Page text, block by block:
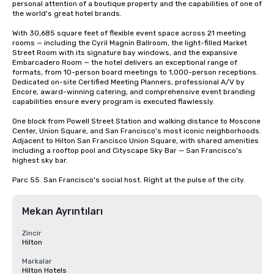
personal attention of a boutique property and the capabilities of one of
the world's great hotel brands.
With 30,685 square feet of flexible event space across 21 meeting
rooms — including the Cyril Magnin Ballroom, the light-filled Market
Street Room with its signature bay windows, and the expansive
Embarcadero Room — the hotel delivers an exceptional range of
formats, from 10-person board meetings to 1,000-person receptions.
Dedicated on-site Certified Meeting Planners, professional A/V by
Encore, award-winning catering, and comprehensive event branding
capabilities ensure every program is executed flawlessly.
One block from Powell Street Station and walking distance to Moscone
Center, Union Square, and San Francisco's most iconic neighborhoods.
Adjacent to Hilton San Francisco Union Square, with shared amenities
including a rooftop pool and Cityscape Sky Bar — San Francisco's
highest sky bar.
Parc 55. San Francisco's social host. Right at the pulse of the city.
Mekan Ayrıntıları
Zincir
Hilton
Markalar
Hilton Hotels